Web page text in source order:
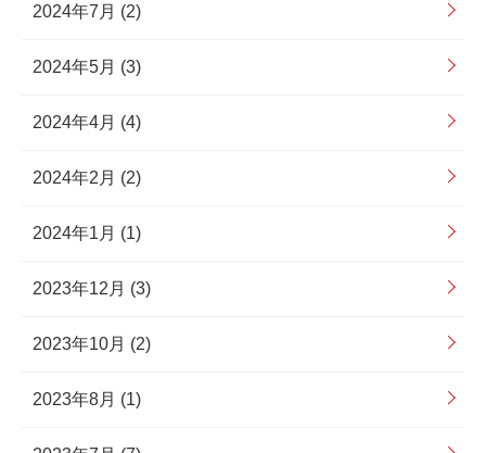
2024年7月 (2)
2024年5月 (3)
2024年4月 (4)
2024年2月 (2)
2024年1月 (1)
2023年12月 (3)
2023年10月 (2)
2023年8月 (1)